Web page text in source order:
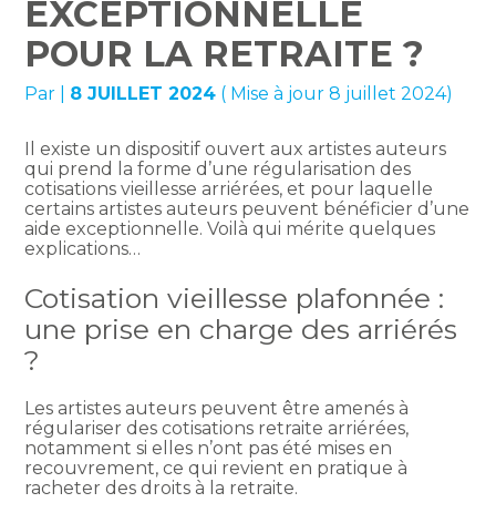
EXCEPTIONNELLE
POUR LA RETRAITE ?
Par 8 JUILLET 2024 ( Mise à jour 8 juillet 2024)
Il existe un dispositif ouvert aux artistes auteurs
qui prend la forme d’une régularisation des
cotisations vieillesse arriérées, et pour laquelle
certains artistes auteurs peuvent bénéficier d’une
aide exceptionnelle. Voilà qui mérite quelques
explications…
Cotisation vieillesse plafonnée :
une prise en charge des arriérés
?
Les artistes auteurs peuvent être amenés à
régulariser des cotisations retraite arriérées,
notamment si elles n’ont pas été mises en
recouvrement, ce qui revient en pratique à
racheter des droits à la retraite.